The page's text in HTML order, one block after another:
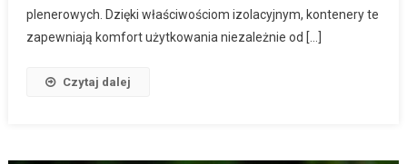
plenerowych. Dzięki właściwościom izolacyjnym, kontenery te
zapewniają komfort użytkowania niezależnie od […]
Czytaj dalej